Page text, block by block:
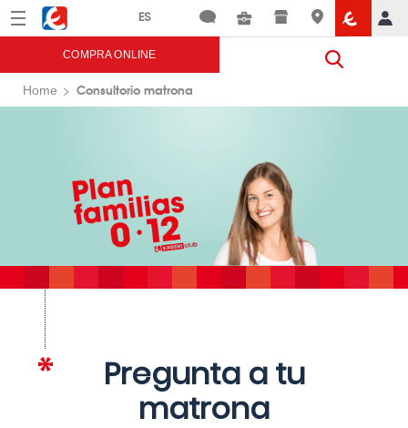
Menú Eroski
COMPRA ONLINE
Home Consultorio matrona
Pregunta a tu
matrona